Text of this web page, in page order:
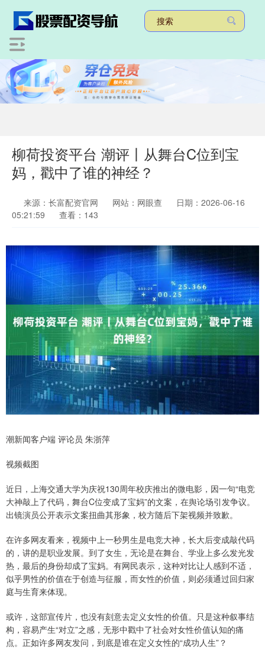
柳荷投资平台 潮评丨从舞台C位到宝
妈，戳中了谁的神经？
来源：长富配资官网 网站：网眼查
日期：2026-06-16
05:21:59
查看：143
潮新闻客户端 评论员 朱浙萍
视频截图
近日，上海交通大学为庆祝130周年校庆推出的微电影，因一句“电竞
大神敲上了代码，舞台C位变成了宝妈”的文案，在舆论场引发争议。
出镜演员公开表示文案扭曲其形象，校方随后下架视频并致歉。
在许多网友看来，视频中上一秒男生是电竞大神，长大后变成敲代码
的，讲的是职业发展。到了女生，无论是在舞台、学业上多么发光发
热，最后的身份却成了宝妈。有网民表示，这种对比让人感到不适，
似乎男性的价值在于创造与征服，而女性的价值，则必须通过回归家
庭与生育来体现。
或许，这部宣传片，也没有刻意去定义女性的价值。只是这种叙事结
构，容易产生“对立”之感，无形中戳中了社会对女性价值认知的痛
点。正如许多网友发问，到底是谁在定义女性的“成功人生”？